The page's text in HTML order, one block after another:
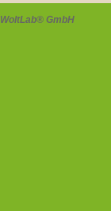
WoltLab® GmbH